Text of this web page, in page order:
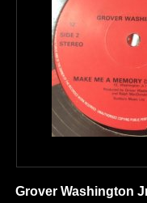
Grover Washington